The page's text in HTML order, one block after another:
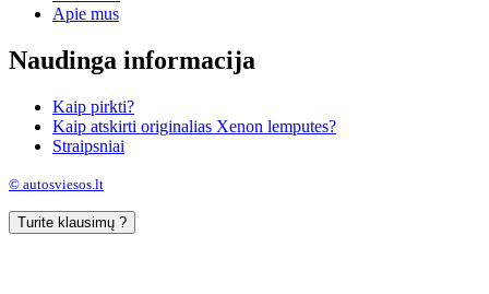
Apie mus
Naudinga informacija
Kaip pirkti?
Kaip atskirti originalias Xenon lemputes?
Straipsniai
© autosviesos.lt
Turite klausimų ?